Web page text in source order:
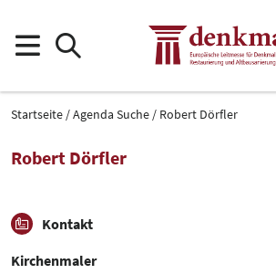
Startseite Agenda Suche
Robert Dörfler
Robert Dörfler
Kontakt
Kirchenmaler